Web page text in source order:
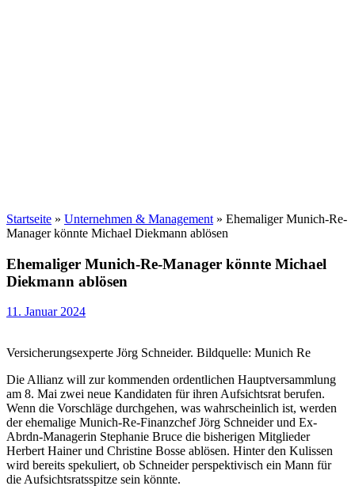
Startseite » Unternehmen & Management » Ehemaliger Munich-Re-
Manager könnte Michael Diekmann ablösen
Ehemaliger Munich-Re-Manager könnte Michael
Diekmann ablösen
11. Januar 2024
Versicherungsexperte Jörg Schneider. Bildquelle: Munich Re
Die Allianz will zur kommenden ordentlichen Hauptversammlung
am 8. Mai zwei neue Kandidaten für ihren Aufsichtsrat berufen.
Wenn die Vorschläge durchgehen, was wahrscheinlich ist, werden
der ehemalige Munich-Re-Finanzchef Jörg Schneider und Ex-
Abrdn-Managerin Stephanie Bruce die bisherigen Mitglieder
Herbert Hainer und Christine Bosse ablösen. Hinter den Kulissen
wird bereits spekuliert, ob Schneider perspektivisch ein Mann für
die Aufsichtsratsspitze sein könnte.